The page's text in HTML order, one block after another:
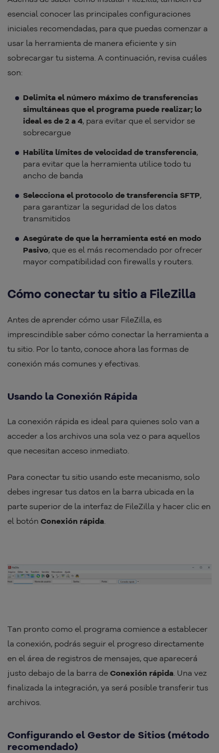
esencial conocer las principales configuraciones
iniciales recomendadas, para que puedas comenzar a
usar la herramienta de manera eficiente y sin
sobrecargar tu sistema. A continuación, revisa cuáles
son:
Delimita el número máximo de transferencias
simultáneas que el programa puede realizar; lo
ideal es de 2 a 4, para evitar que el servidor se
sobrecargue
Habilita límites de velocidad de transferencia,
para evitar que la herramienta utilice todo tu
ancho de banda
Selecciona el protocolo de transferencia SFTP,
para garantizar la seguridad de los datos
transmitidos
Asegúrate de que la herramienta esté en modo
Pasivo, que es el más recomendado por ofrecer
mayor compatibilidad con firewalls y routers.
Cómo conectar tu sitio a FileZilla
Antes de aprender cómo usar FileZilla, es
imprescindible saber cómo conectar la herramienta a
tu sitio. Por lo tanto, conoce ahora las formas de
conexión más comunes y efectivas.
Usando la Conexión Rápida
La conexión rápida es ideal para quienes solo van a
acceder a los archivos una sola vez o para aquellos
que necesitan acceso inmediato.
Para conectar tu sitio usando este mecanismo, solo
debes ingresar tus datos en la barra ubicada en la
parte superior de la interfaz de FileZilla y hacer clic en
el botón Conexión rápida.
Tan pronto como el programa comience a establecer
la conexión, podrás seguir el progreso directamente
en el área de registros de mensajes, que aparecerá
justo debajo de la barra de Conexión rápida . Una vez
finalizada la integración, ya será posible transferir tus
archivos.
Configurando el Gestor de Sitios (método
recomendado)